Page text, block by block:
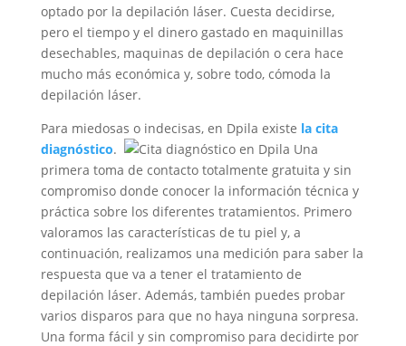
optado por la depilación láser. Cuesta decidirse,
pero el tiempo y el dinero gastado en maquinillas
desechables, maquinas de depilación o cera hace
mucho más económica y, sobre todo, cómoda la
depilación láser.
Para miedosas o indecisas, en Dpila existe la cita
diagnóstico.
Una
primera toma de contacto totalmente gratuita y sin
compromiso donde conocer la información técnica y
práctica sobre los diferentes tratamientos. Primero
valoramos las características de tu piel y, a
continuación, realizamos una medición para saber la
respuesta que va a tener el tratamiento de
depilación láser. Además, también puedes probar
varios disparos para que no haya ninguna sorpresa.
Una forma fácil y sin compromiso para decidirte por